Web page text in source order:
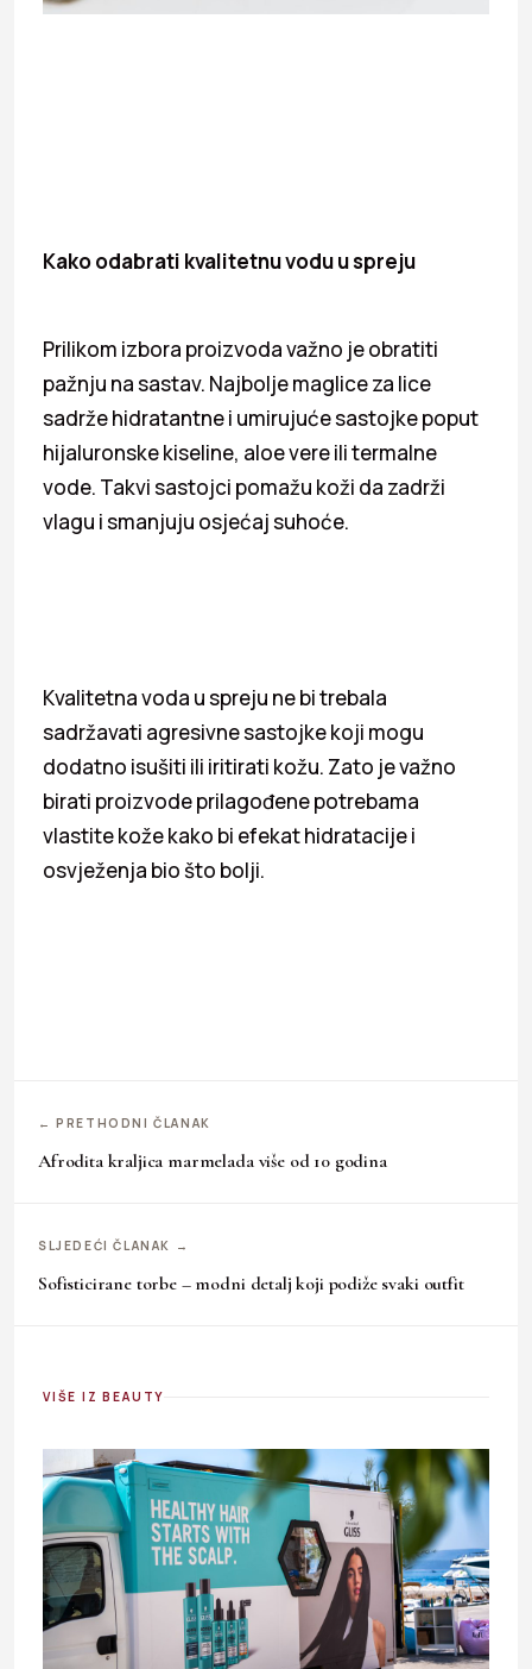
Kako odabrati kvalitetnu vodu u spreju
Prilikom izbora proizvoda važno je obratiti
pažnju na sastav. Najbolje maglice za lice
sadrže hidratantne i umirujuće sastojke poput
hijaluronske kiseline, aloe vere ili termalne
vode. Takvi sastojci pomažu koži da zadrži
vlagu i smanjuju osjećaj suhoće.
Kvalitetna voda u spreju ne bi trebala
sadržavati agresivne sastojke koji mogu
dodatno isušiti ili iritirati kožu. Zato je važno
birati proizvode prilagođene potrebama
vlastite kože kako bi efekat hidratacije i
osvježenja bio što bolji.
← PRETHODNI ČLANAK
Afrodita kraljica marmelada više od 10 godina
SLJEDEĆI ČLANAK →
Sofisticirane torbe – modni detalj koji podiže svaki outfit
VIŠE IZ BEAUTY